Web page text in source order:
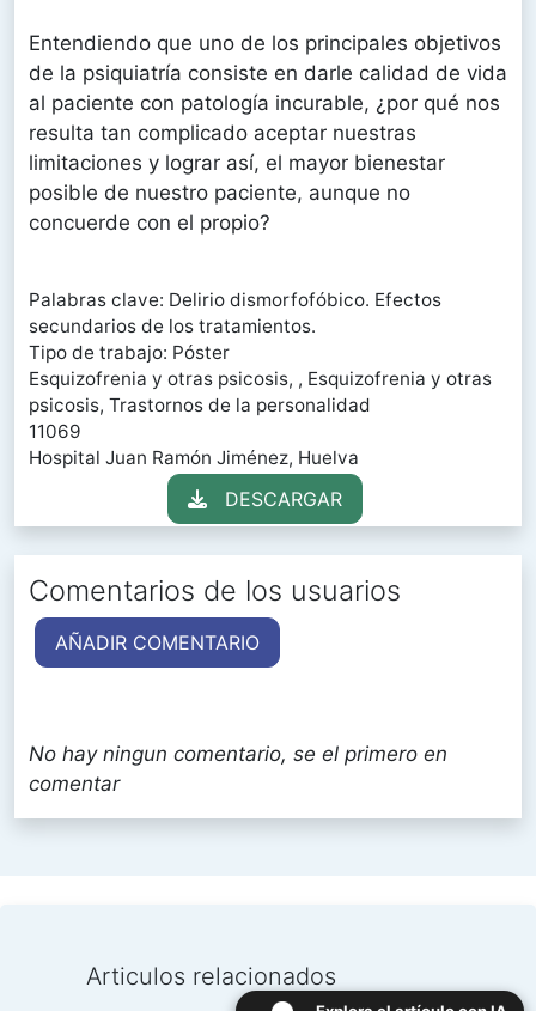
Entendiendo que uno de los principales objetivos
de la psiquiatría consiste en darle calidad de vida
al paciente con patología incurable, ¿por qué nos
resulta tan complicado aceptar nuestras
limitaciones y lograr así, el mayor bienestar
posible de nuestro paciente, aunque no
concuerde con el propio?
Palabras clave: Delirio dismorfofóbico. Efectos
secundarios de los tratamientos.
Tipo de trabajo: Póster
Esquizofrenia y otras psicosis, , Esquizofrenia y otras
psicosis, Trastornos de la personalidad
11069
Hospital Juan Ramón Jiménez, Huelva
DESCARGAR
Comentarios de los usuarios
AÑADIR COMENTARIO
No hay ningun comentario, se el primero en
comentar
Articulos relacionados